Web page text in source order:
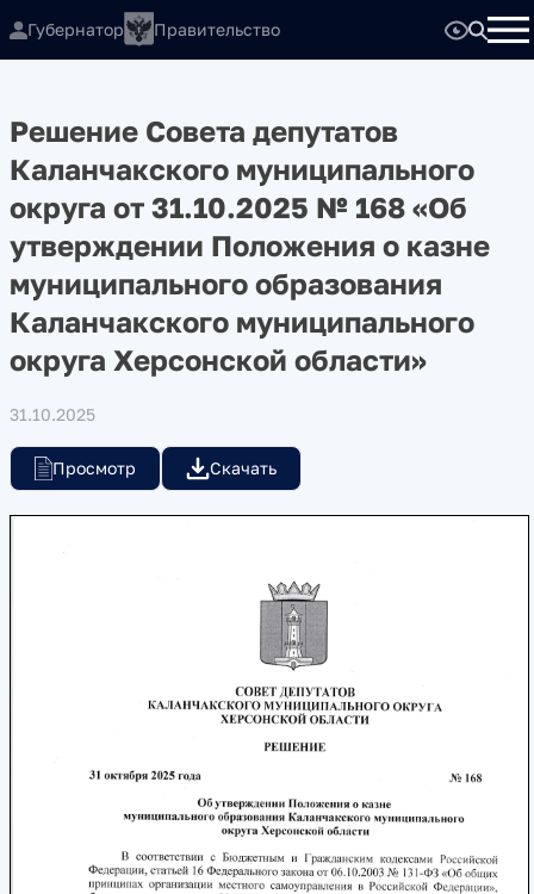
Губернатор Правительство
Решение Совета депутатов
Каланчакского муниципального
округа от 31.10.2025 № 168 «Об
утверждении Положения о казне
муниципального образования
Каланчакского муниципального
округа Херсонской области»
31.10.2025
Просмотр Скачать